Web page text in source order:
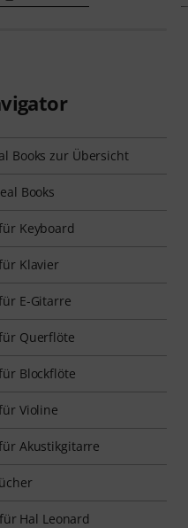
Books zur Übersicht
Books
Keyboard
Klavier
E-Gitarre
Querflöte
Blockflöte
Violine
Akustikgitarre
Hal Leonard